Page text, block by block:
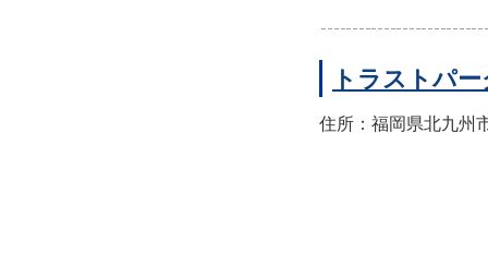
トラストパ
住所：福岡県北九州